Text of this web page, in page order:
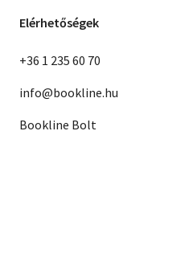
Elérhetőségek
+36 1 235 60 70
info@bookline.hu
Bookline Bolt